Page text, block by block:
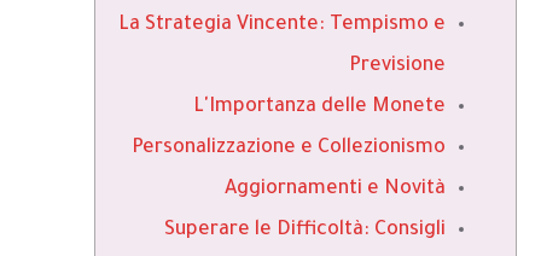
La Strategia Vincente: Tempismo e
Previsione
L'Importanza delle Monete
Personalizzazione e Collezionismo
Aggiornamenti e Novità
Superare le Difficoltà: Consigli